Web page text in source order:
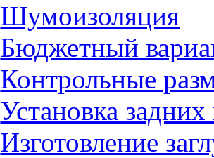
Шумоизоляция
Бюджетный
Контрольные
Установка
Изготовление